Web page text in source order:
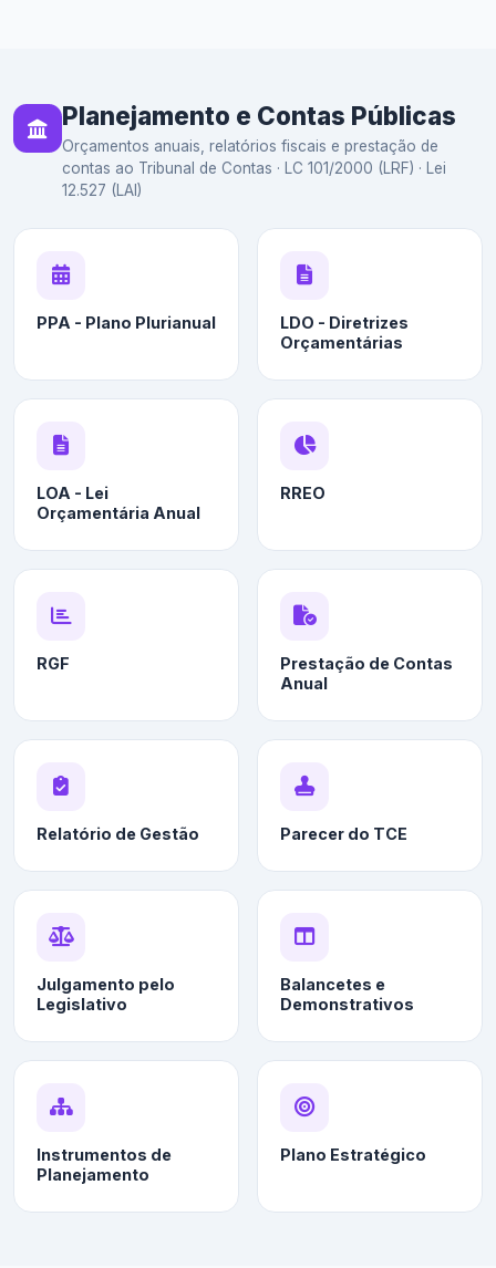
Planejamento e Contas Públicas
Orçamentos anuais, relatórios fiscais e prestação de
contas ao Tribunal de Contas · LC 101/2000 (LRF) · Lei
12.527 (LAI)
PPA - Plano Plurianual
LDO - Diretrizes
Orçamentárias
LOA - Lei
Orçamentária Anual
RREO
RGF
Prestação de Contas
Anual
Relatório de Gestão Parecer do TCE
Julgamento pelo
Legislativo
Balancetes e
Demonstrativos
Instrumentos de
Planejamento
Plano Estratégico